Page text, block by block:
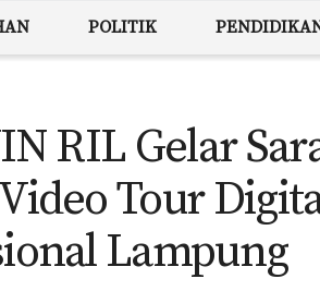
POLITIK
RIL Gelar
Tour
Lampung